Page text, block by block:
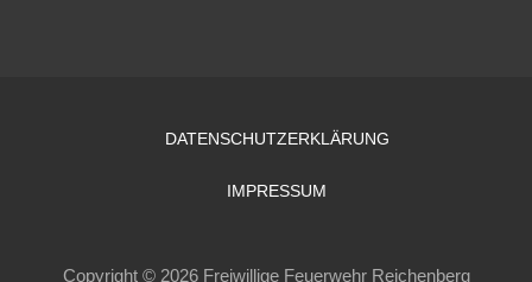
DATENSCHUTZERKLÄRUNG
IMPRESSUM
Copyright © 2026 Freiwillige Feuerwehr Reichenberg